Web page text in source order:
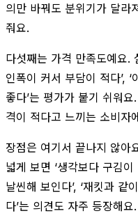
의만 바꿔도 분위기가 달라
줘요.
다섯째는 가격 만족도예요.
인폭이 커서 부담이 적다’,
좋다’는 평가가 붙기 쉬워
격이 적다고 느끼는 소비자
장점은 여기서 끝나지 않아
넓게 보면 ‘생각보다 구김이
날씬해 보인다’, ‘재킷과 같
다’는 의견도 자주 등장해